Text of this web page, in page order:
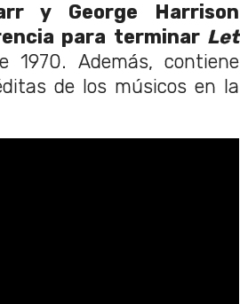
y George Harrison
para terminar Let
1970. Además, contiene
de los músicos en la